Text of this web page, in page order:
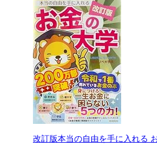
改訂版本当の自由を手に入れる